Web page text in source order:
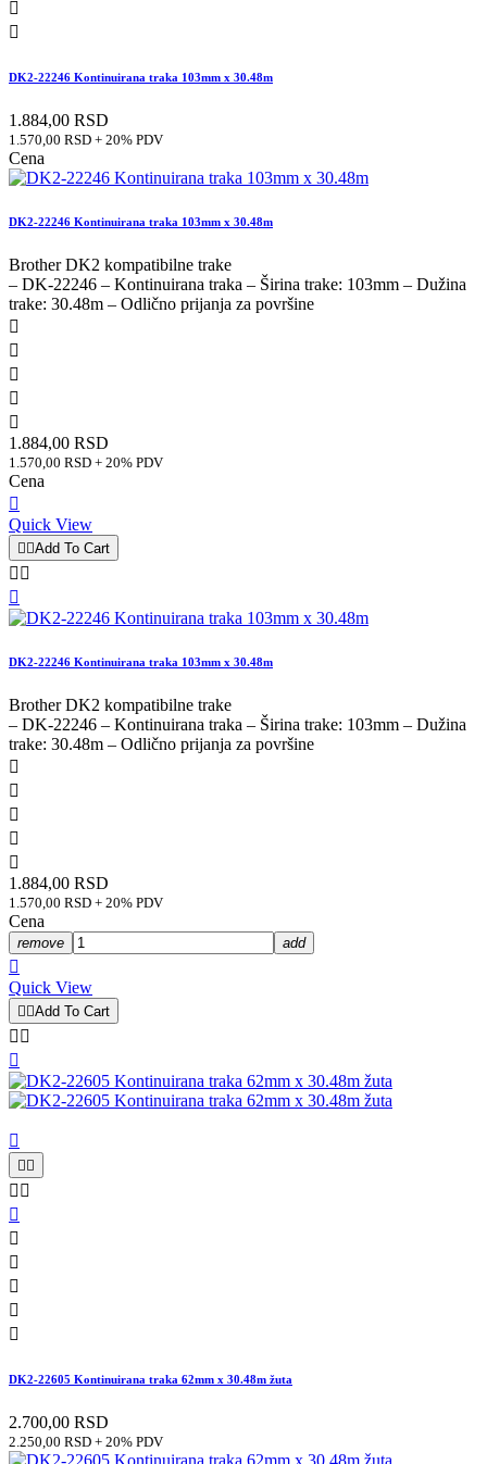


DK2-22246 Kontinuirana traka 103mm x 30.48m
1.884,00 RSD
1.570,00 RSD + 20% PDV
Cena
DK2-22246 Kontinuirana traka 103mm x 30.48m
Brother DK2 kompatibilne trake
– DK-22246 – Kontinuirana traka – Širina trake: 103mm – Dužina
trake: 30.48m – Odlično prijanja za površine





1.884,00 RSD
1.570,00 RSD + 20% PDV
Cena

Quick View
 Add To Cart
 

DK2-22246 Kontinuirana traka 103mm x 30.48m
Brother DK2 kompatibilne trake
– DK-22246 – Kontinuirana traka – Širina trake: 103mm – Dužina
trake: 30.48m – Odlično prijanja za površine





1.884,00 RSD
1.570,00 RSD + 20% PDV
Cena
remove add

Quick View
 Add To Cart
 


 
 






DK2-22605 Kontinuirana traka 62mm x 30.48m žuta
2.700,00 RSD
2.250,00 RSD + 20% PDV